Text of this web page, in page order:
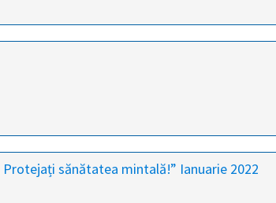
sănătatea mintală!” Ianuarie 2022